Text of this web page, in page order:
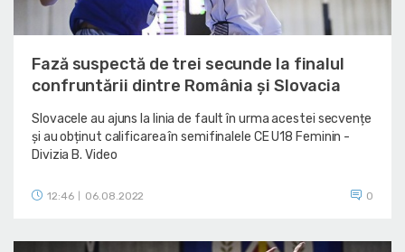
Fază suspectă de trei secunde la finalul
confruntării dintre România și Slovacia
Slovacele au ajuns la linia de fault în urma acestei secvențe
și au obținut calificarea în semifinalele CE U18 Feminin -
Divizia B. Video
12:46 06.08.2022 0